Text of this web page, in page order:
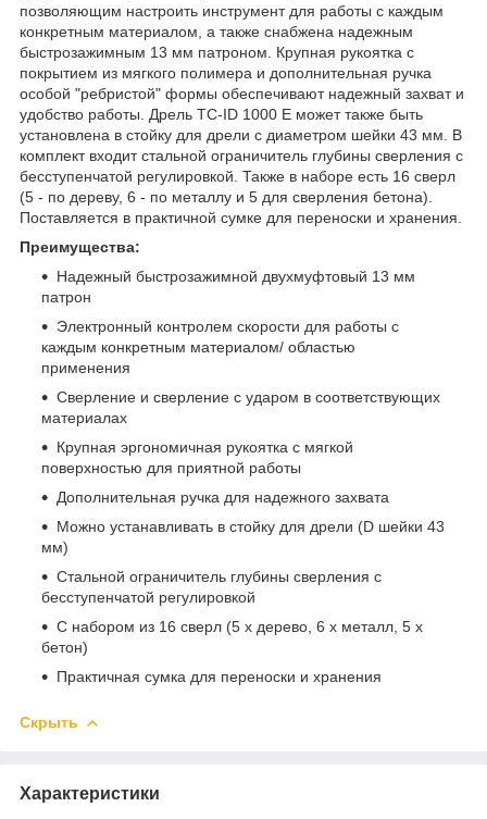
позволяющим настроить инструмент для работы с каждым
конкретным материалом, а также снабжена надежным
быстрозажимным 13 мм патроном. Крупная рукоятка с
покрытием из мягкого полимера и дополнительная ручка
особой "ребристой" формы обеспечивают надежный захват и
удобство работы. Дрель TC-ID 1000 E может также быть
установлена в стойку для дрели с диаметром шейки 43 мм. В
комплект входит стальной ограничитель глубины сверления с
бесступенчатой регулировкой. Также в наборе есть 16 сверл
(5 - по дереву, 6 - по металлу и 5 для сверления бетона).
Поставляется в практичной сумке для переноски и хранения.
Преимущества:
Надежный быстрозажимной двухмуфтовый 13 мм
патрон
Электронный контролем скорости для работы с
каждым конкретным материалом/ областью
применения
Сверление и сверление с ударом в соответствующих
материалах
Крупная эргономичная рукоятка с мягкой
поверхностью для приятной работы
Дополнительная ручка для надежного захвата
Можно устанавливать в стойку для дрели (D шейки 43
мм)
Стальной ограничитель глубины сверления с
бесступенчатой регулировкой
С набором из 16 сверл (5 х дерево, 6 х металл, 5 х
бетон)
Практичная сумка для переноски и хранения
Скрыть
Характеристики